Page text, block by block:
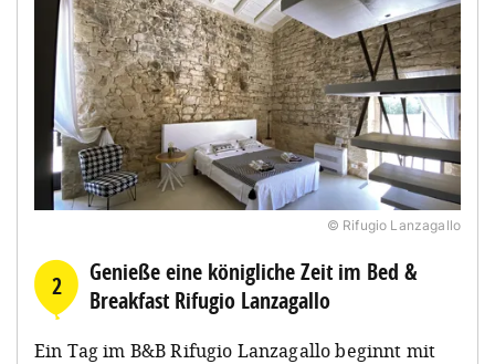
© Rifugio Lanzagallo
2
Genieße eine königliche Zeit im Bed &
Breakfast Rifugio Lanzagallo
Ein Tag im B&B Rifugio Lanzagallo beginnt mit